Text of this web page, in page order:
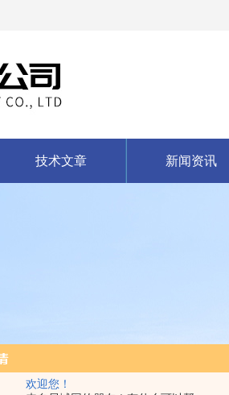
欢迎您！
技术文章 新闻资讯